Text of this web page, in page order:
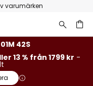
varumärken
41S
13 % från 1799 kr -